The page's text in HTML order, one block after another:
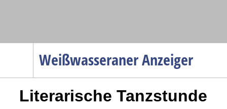
Weißwasseraner Anzeiger
Menüpunkte
Politik
Literarische Tanzstunde